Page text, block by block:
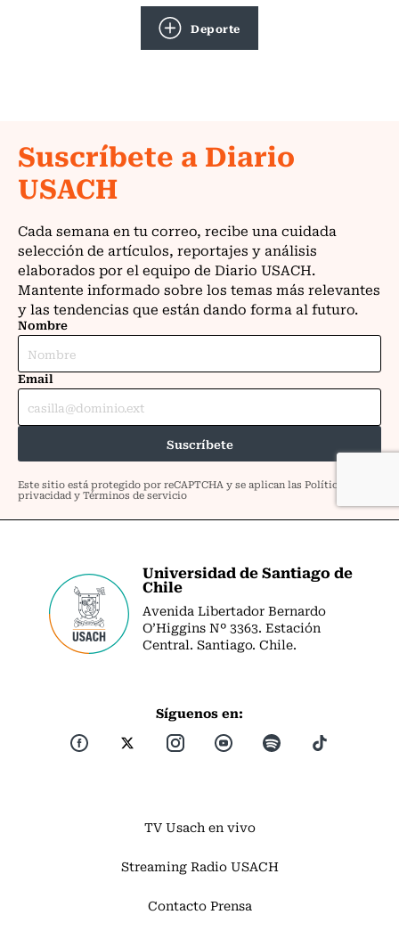
Deporte
Universidad de Santiago de
Chile
Avenida Libertador Bernardo
O’Higgins Nº 3363. Estación
Central. Santiago. Chile.
Síguenos en:
TV Usach en vivo
Streaming Radio USACH
Contacto Prensa